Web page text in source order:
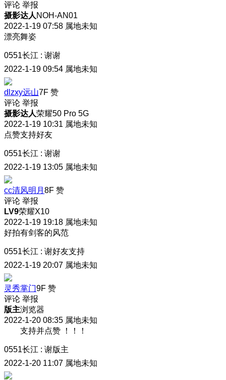
评论 举报
摄影达人 NOH-AN01
2022-1-19 07:58 属地未知
漂亮舞姿
0551长江 : 谢谢
2022-1-19 09:54 属地未知
dlzxy远山7F 赞
评论 举报
摄影达人荣耀50 Pro 5G
2022-1-19 10:31 属地未知
点赞支持好友
0551长江 : 谢谢
2022-1-19 13:05 属地未知
cc清风明月 8F 赞
评论 举报
LV9荣耀X10
2022-1-19 19:18 属地未知
好拍有剑客的风范
0551长江 : 谢好友支持
2022-1-19 20:07 属地未知
灵秀掌门9F 赞
评论 举报
版主浏览器
2022-1-20 08:35 属地未知
支持并点赞 ！！！
0551长江 : 谢版主
2022-1-20 11:07 属地未知